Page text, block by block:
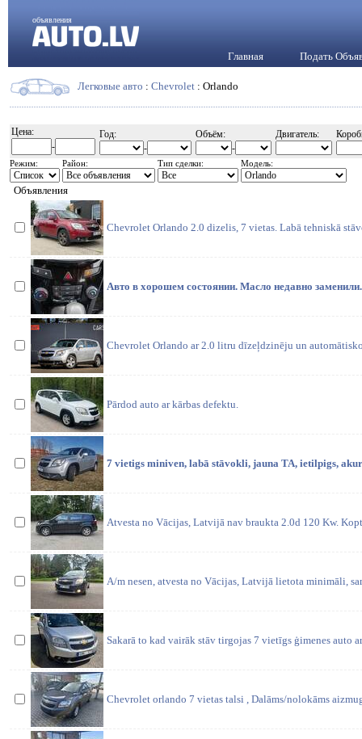
объявления
Главная Подать
Легковые авто : Chevrolet : Orlando
Цена:
-
Год:
-
Объём:
-
Двигатель:
Режим: Район: Тип сделки: Модель:
Объявления
Chevrolet Orlando 2.0 dizelis, 7 vietas. Labā tehniskā
Авто в хорошем состоянии. Масло недавно
Chevrolet Orlando ar 2.0 litru dīzeļdzinēju un
Pārdod auto ar kārbas defektu.
7 vietigs miniven, labā stāvokli, jauna TA, ietilpigs,
Atvesta no Vācijas, Latvijā nav braukta 2.0d 120 Kw.
A/m nesen, atvesta no Vācijas, Latvijā lietota minimāli,
Sakarā to kad vairāk stāv tirgojas 7 vietīgs ģimenes auto
Chevrolet orlando 7 vietas talsi , Dalāms/nolokāms